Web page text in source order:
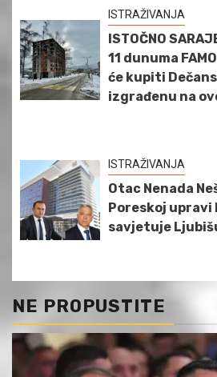
ISTRAŽIVANJA
ISTOČNO
11 dunuma
će kupiti
izgrađenu na
ISTRAŽIVANJA
Otac Nenada
Poreskoj upravi
savjetuje
NE PROPUSTITE